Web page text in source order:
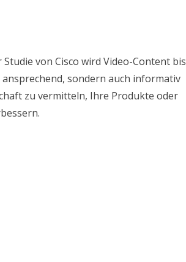
von Cisco wird Video-Content bis
sondern auch informativ
zu vermitteln, Ihre Produkte oder